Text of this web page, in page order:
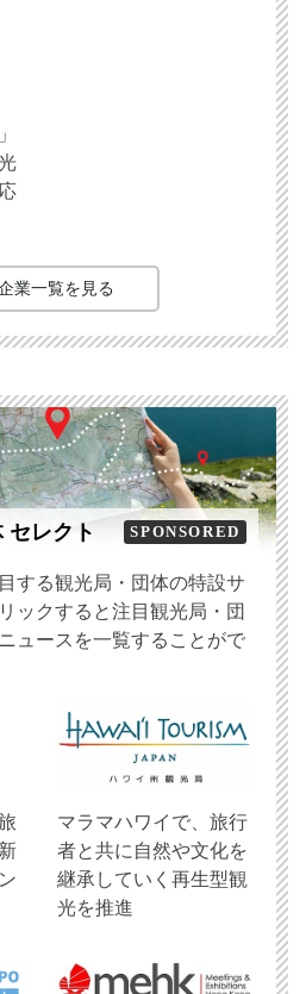
業一覧を見る
セレクト SPONSORED
する観光局・団体の特設サ
ックすると注目観光局・団
ュースを一覧することがで
マラマハワイで、旅行
者と共に自然や文化を
継承していく再生型観
光を推進